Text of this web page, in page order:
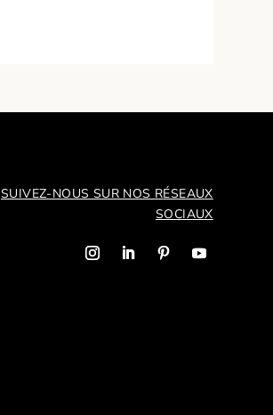
SUIVEZ-NOUS SUR NOS RÉSEAUX
SOCIAUX